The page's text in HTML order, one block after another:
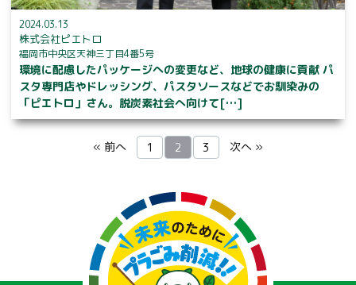
2024.03.13
株式会社ピエトロ
福岡市中央区天神三丁目4番5号
環境に配慮したパッケージへの変更など、地球の健康に貢献 パ
スタ専門店やドレッシング、パスタソースなどでお馴染みの
「ピエトロ」さん。脱炭素社会へ向けて[…]
« 前へ 1 2 3 次へ »